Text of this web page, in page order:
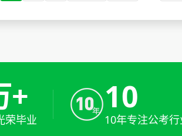
+
荣毕业
10
10年专注公考